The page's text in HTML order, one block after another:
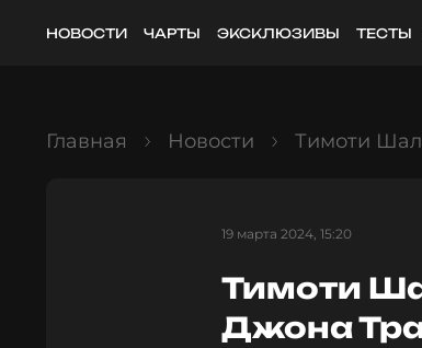
НОВОСТИ ЧАРТЫ ЭКСКЛЮЗИВЫ ТЕСТЫ
Главная Новости Тимоти
19 марта 2024, 15:20
Тимоти
Джона